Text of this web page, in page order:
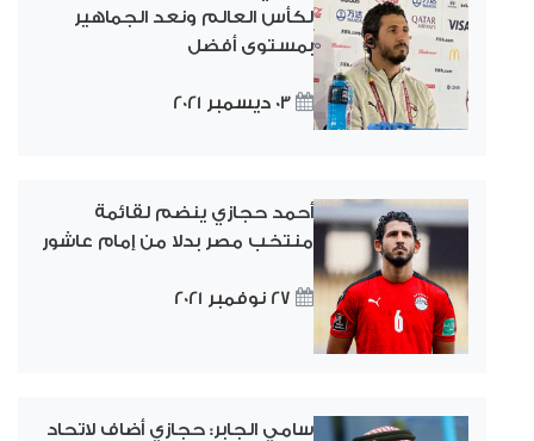
لكأس العالم ونعد الجماهير
بمستوى أفضل
03 ديسمبر 2021
أحمد حجازي ينضم لقائمة
منتخب مصر بدلا من إمام عاشور
27 نوفمبر 2021
سامي الجابر: حجازي أضاف لاتحاد